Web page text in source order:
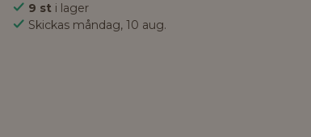
9 st i lager
Skickas måndag, 10 aug.